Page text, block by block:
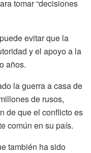
tomar “decisiones
evitar que la
y el apoyo a la
años.
la guerra a casa de
de rusos,
de que el conflicto es
común en su país.
también ha sido